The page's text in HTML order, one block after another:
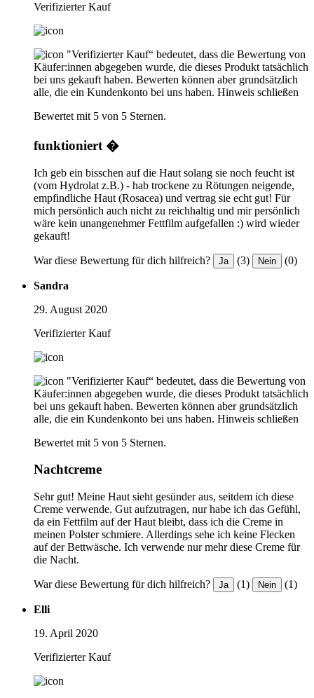
Verifizierter Kauf
"Verifizierter Kauf“ bedeutet, dass die Bewertung von
Käufer:innen abgegeben wurde, die dieses Produkt tatsächlich
bei uns gekauft haben. Bewerten können aber grundsätzlich
alle, die ein Kundenkonto bei uns haben. Hinweis schließen
Bewertet mit 5 von 5 Sternen.
funktioniert �
Ich geb ein bisschen auf die Haut solang sie noch feucht ist
(vom Hydrolat z.B.) - hab trockene zu Rötungen neigende,
empfindliche Haut (Rosacea) und vertrag sie echt gut! Für
mich persönlich auch nicht zu reichhaltig und mir persönlich
wäre kein unangenehmer Fettfilm aufgefallen :) wird wieder
gekauft!
War diese Bewertung für dich hilfreich? Ja (3) Nein (0)
Sandra
29. August 2020
Verifizierter Kauf
"Verifizierter Kauf“ bedeutet, dass die Bewertung von
Käufer:innen abgegeben wurde, die dieses Produkt tatsächlich
bei uns gekauft haben. Bewerten können aber grundsätzlich
alle, die ein Kundenkonto bei uns haben. Hinweis schließen
Bewertet mit 5 von 5 Sternen.
Nachtcreme
Sehr gut! Meine Haut sieht gesünder aus, seitdem ich diese
Creme verwende. Gut aufzutragen, nur habe ich das Gefühl,
da ein Fettfilm auf der Haut bleibt, dass ich die Creme in
meinen Polster schmiere. Allerdings sehe ich keine Flecken
auf der Bettwäsche. Ich verwende nur mehr diese Creme für
die Nacht.
War diese Bewertung für dich hilfreich? Ja (1) Nein (1)
Elli
19. April 2020
Verifizierter Kauf